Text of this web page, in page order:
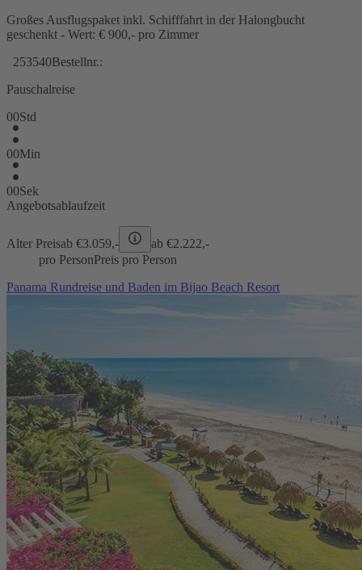
Großes Ausflugspaket inkl. Schifffahrt in der Halongbucht
geschenkt - Wert: € 900,- pro Zimmer
253540Bestellnr.:
Pauschalreise
00Std
00Min
00Sek
Angebotsablaufzeit
Alter Preisab €3.059,- ab €2.222,-
pro PersonPreis pro Person
Panama Rundreise und Baden im Bijao Beach Resort